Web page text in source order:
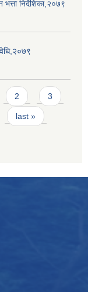
भत्ता निर्देशिका,२०७९
2 3
last »